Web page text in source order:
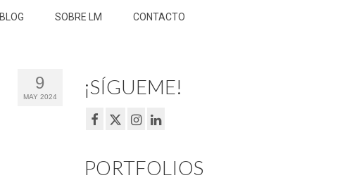
BLOG SOBRE LM CONTACTO
9
MAY 2024 ¡SÍGUEME!
PORTFOLIOS